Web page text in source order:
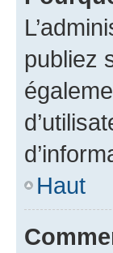
publiez
Haut